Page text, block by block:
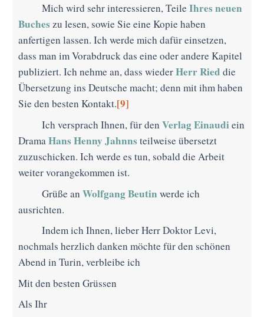
Mich wird sehr interessieren, Teile Ihres neuen
Buches zu lesen, sowie Sie eine Kopie haben
anfertigen lassen. Ich werde mich dafür einsetzen,
dass man im Vorabdruck das eine oder andere Kapitel
publiziert. Ich nehme an, dass wiederHerr Ried die
Übersetzung ins Deutsche macht; denn mit ihm haben
Sie den besten Kontakt.[9]
Ich versprach Ihnen, für den Verlag Einaudiein
DramaHans Henny Jahnns teilweise übersetzt
zuzuschicken. Ich werde es tun, sobald die Arbeit
weiter vorangekommen ist.
Grüße an Wolfgang Beutin werde ich
ausrichten.
Indem ich Ihnen, lieber Herr Doktor Levi,
nochmals herzlich danken möchte für den schönen
Abend in Turin, verbleibe ich
Mit den besten Grüssen
Als Ihr